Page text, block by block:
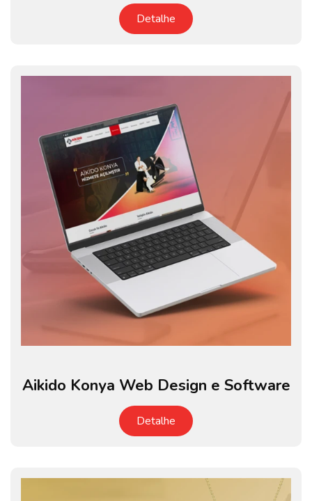
Detalhe
Aikido Konya Web Design e Software
Detalhe